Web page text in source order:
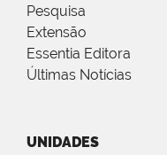
Pesquisa
Extensão
Essentia Editora
Últimas Notícias
UNIDADES